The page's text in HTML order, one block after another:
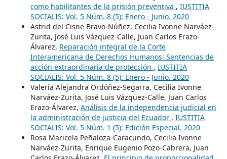
como habilitantes de la prisión preventiva , IUSTITIA
SOCIALIS: Vol. 5 Núm. 8 (5): Enero - Junio. 2020
Astrid del Cisne Bravo-Núñez, Cecilia Ivonne Narváez-
Zurita, José Luis Vázquez-Calle, Juan Carlos Erazo-
Álvarez, Reparación integral de la Corte
Interamericana de Derechos Humanos: Sentencias de
acción extraordinaria de protección , IUSTITIA
SOCIALIS: Vol. 5 Núm. 8 (5): Enero - Junio. 2020
Valeria Alejandra Ordóñez-Segarra, Cecilia Ivonne
Narváez-Zurita, José Luis Vázquez-Calle, Juan Carlos
Erazo-Álvarez, Análisis de la independencia judicial en
la administración de justicia del Ecuador , IUSTITIA
SOCIALIS: Vol. 5 Núm. 1 (5): Edición Especial. 2020
Rosa Maricela Peñaloza-Caracundo, Cecilia Ivonne
Narváez-Zurita, Enrique Eugenio Pozo-Cabrera, Juan